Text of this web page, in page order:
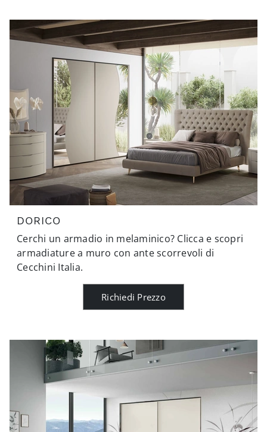
DORICO
Cerchi un armadio in melaminico? Clicca e scopri
armadiature a muro con ante scorrevoli di
Cecchini Italia.
Richiedi Prezzo